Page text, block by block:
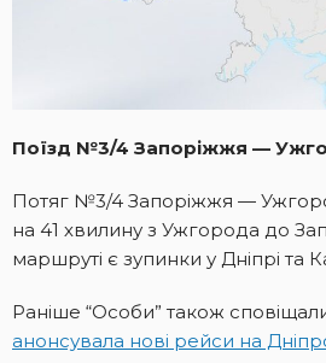
Поїзд №3/4 Запоріжжя —
Потяг №3/4 Запоріжжя —
на 41 хвилину з Ужгорода до
маршруті є зупинки у Дніпрі та
Раніше “Особи” також
анонсувала нові рейси на